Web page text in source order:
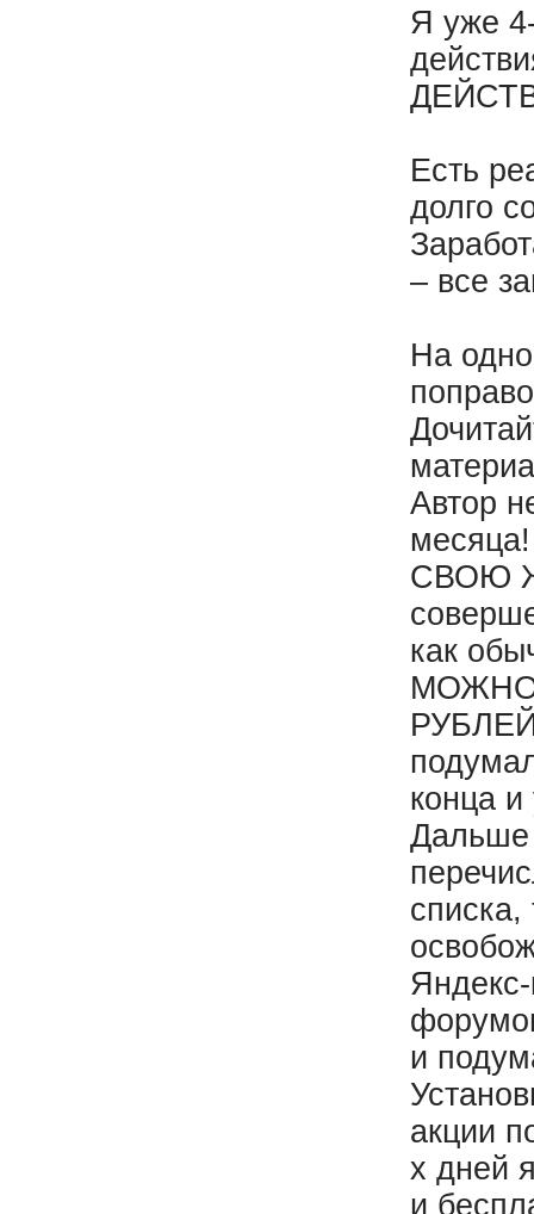
Я уже
Есть
долго
– все
На
Автор
СВОЮ
как
конца
Дальше
списка,
и
акции
х дней
и